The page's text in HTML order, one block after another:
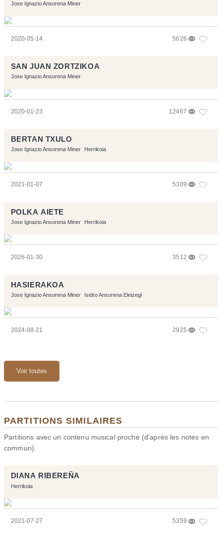
Jose Ignazio Ansorena Miner
2020-05-14 5626
SAN JUAN ZORTZIKOA
Jose Ignazio Ansorena Miner
2020-01-23 12467
BERTAN TXULO
Jose Ignazio Ansorena Miner Herrikoia
2021-01-07 5309
POLKA AIETE
Jose Ignazio Ansorena Miner Herrikoia
2026-01-30 3512
HASIERAKOA
Jose Ignazio Ansorena Miner Isidro Ansorena Eleizegi
2024-08-21 2925
Voir toutes
PARTITIONS SIMILAIRES
Partitions avec un contenu musical proche (d'après les notes en
commun).
DIANA RIBEREÑA
Herrikoia
2021-07-27 5359